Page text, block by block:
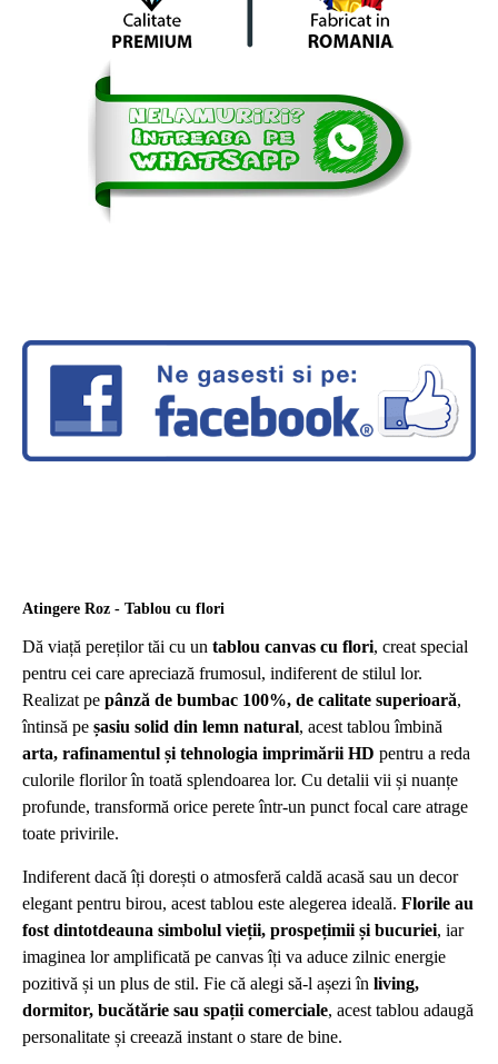
Atingere Roz - Tablou cu flori
Dă viață pereților tăi cu un tablou canvas cu flori, creat special
pentru cei care apreciază frumosul, indiferent de stilul lor.
Realizat pe pânză de bumbac 100%, de calitate superioară,
întinsă pe șasiu solid din lemn natural, acest tablou îmbină
arta, rafinamentul și tehnologia imprimării HD pentru a reda
culorile florilor în toată splendoarea lor. Cu detalii vii și nuanțe
profunde, transformă orice perete într-un punct focal care atrage
toate privirile.
Indiferent dacă îți dorești o atmosferă caldă acasă sau un decor
elegant pentru birou, acest tablou este alegerea ideală. Florile au
fost dintotdeauna simbolul vieții, prospețimii și bucuriei, iar
imaginea lor amplificată pe canvas îți va aduce zilnic energie
pozitivă și un plus de stil. Fie că alegi să-l așezi în living,
dormitor, bucătărie sau spații comerciale, acest tablou adaugă
personalitate și creează instant o stare de bine.